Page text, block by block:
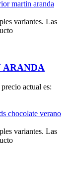
variantes. Las
ARANDA
actual es:
variantes. Las